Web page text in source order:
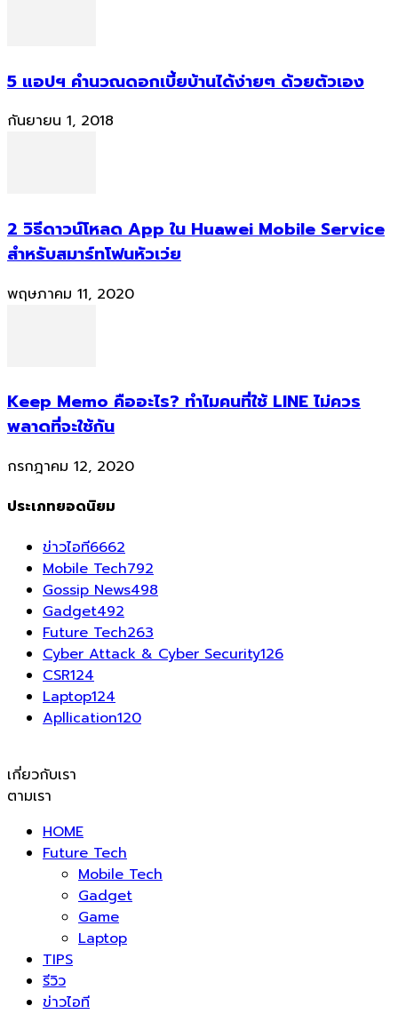
5 แอปฯ คำนวณดอกเบี้ยบ้านได้ง่ายๆ ด้วยตัวเอง
กันยายน 1, 2018
2 วิธีดาวน์โหลด App ใน Huawei Mobile Service
สำหรับสมาร์ทโฟนหัวเว่ย
พฤษภาคม 11, 2020
Keep Memo คืออะไร? ทำไมคนที่ใช้ LINE ไม่ควร
พลาดที่จะใช้กัน
กรกฎาคม 12, 2020
ประเภทยอดนิยม
ข่าวไอที6662
Mobile Tech792
Gossip News498
Gadget492
Future Tech263
Cyber Attack & Cyber Security126
CSR124
Laptop124
Apllication120
เกี่ยวกับเรา
ตามเรา
HOME
Future Tech
Mobile Tech
Gadget
Game
Laptop
TIPS
รีวิว
ข่าวไอที